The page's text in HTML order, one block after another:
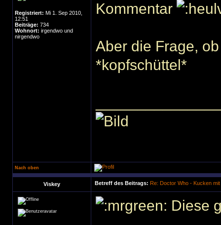
Registriert: Mi 1. Sep 2010,
12:51
Beiträge: 734
Wohnort: irgendwo und
nirgendwo
Kommentar
Aber die Frage,
*kopfschüttel*
Nach oben
Viskey Betreff des Beitrags: Re: Doctor Who - Kucken mit
Diese